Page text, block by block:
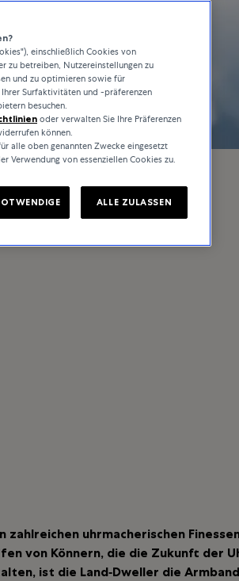
zahlreichen uhrmacherischen
von Könnern, die die Zukunft der
ist die Land‑Dweller die
einschließlich Cookies von
zu betreiben, Nutzereinstellungen zu
und zu optimieren sowie für
Surfaktivitäten und -präferenzen
besuchen.
oder verwalten Sie Ihre Präferenzen
können.
alle oben genannten Zwecke eingesetzt
Verwendung von essenziellen Cookies zu.
ALLE ZULASSEN